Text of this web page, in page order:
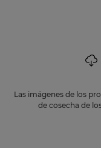
Las imágenes de los
de cosecha de